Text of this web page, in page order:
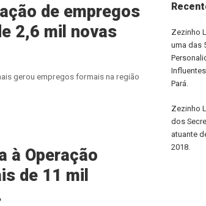
de empregos
2,6 mil novas
gerou empregos formais na região
à Operação
de 11 mil
Zezinho
uma das
Pará.
Zezinho
dos
atuante
2018.